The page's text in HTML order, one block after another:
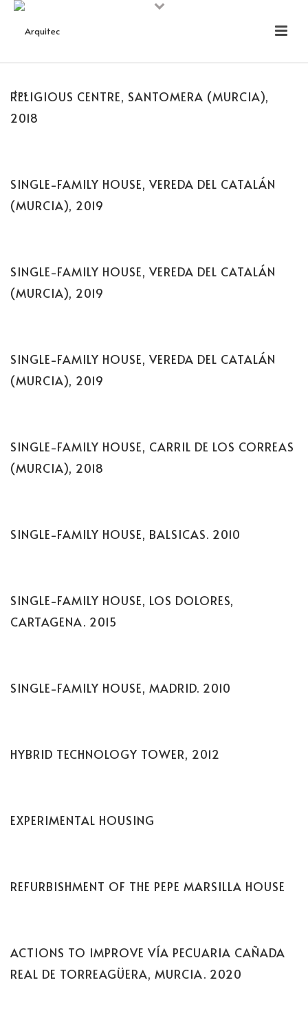
RELIGIOUS CENTRE, SANTOMERA (MURCIA),
2018
SINGLE-FAMILY HOUSE, VEREDA DEL CATALÁN
(MURCIA), 2019
SINGLE-FAMILY HOUSE, VEREDA DEL CATALÁN
(MURCIA), 2019
SINGLE-FAMILY HOUSE, VEREDA DEL CATALÁN
(MURCIA), 2019
SINGLE-FAMILY HOUSE, CARRIL DE LOS CORREAS
(MURCIA), 2018
SINGLE-FAMILY HOUSE, BALSICAS. 2010
SINGLE-FAMILY HOUSE, LOS DOLORES,
CARTAGENA. 2015
SINGLE-FAMILY HOUSE, MADRID. 2010
HYBRID TECHNOLOGY TOWER, 2012
EXPERIMENTAL HOUSING
REFURBISHMENT OF THE PEPE MARSILLA HOUSE
ACTIONS TO IMPROVE VÍA PECUARIA CAÑADA
REAL DE TORREAGÜERA, MURCIA. 2020